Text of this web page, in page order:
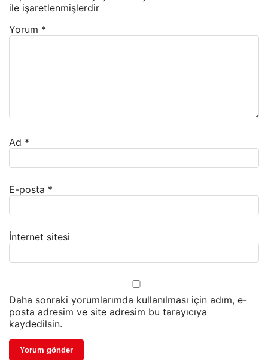
ile işaretlenmişlerdir
Yorum *
Ad *
E-posta *
İnternet sitesi
Daha sonraki yorumlarımda kullanılması için adım, e-
posta adresim ve site adresim bu tarayıcıya
kaydedilsin.